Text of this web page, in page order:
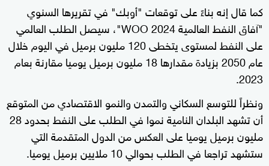
كما قال إنه بناءً على توقعات "أوبك" في تقريرها السنوي
"آفاق النفط العالمية 2024 WOO"، سيصل الطلب العالمي
على النفط لمستوى يتخطى 120 مليون برميل في اليوم خلال
عام 2050 بزيادة مقدارها 18 مليون برميل يوميا مقارنة بعام
2023.
ونظراً للتوسع السكاني والتمدن والنمو الاقتصادي من المتوقع
أن تشهد البلدان النامية نموا في الطلب على النفط بحدود 28
مليون برميل يوميا على العكس من الدول المتقدمة التي
ستشهد تراجعا في الطلب بحوالي 10 ملايين برميل يوميا.